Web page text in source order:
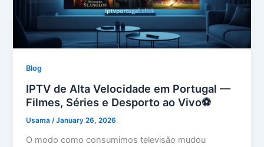
Blog
IPTV de Alta Velocidade em Portugal —
Filmes, Séries e Desporto ao Vivo⚽
Usama/January 26, 2026
O modo como consumimos televisão mudou